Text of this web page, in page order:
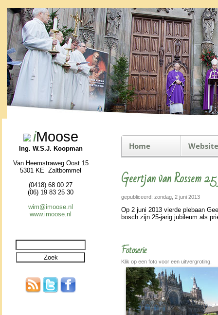
iMoose
Ing. W.S.J. Koopman
Van Heemstraweg Oost 15
5301 KE Zaltbommel
(0418) 68 00 27
(06) 19 83 25 30
wim@imoose.nl
www.imoose.nl
Home
Geertjan van Rossem
gepubliceerd: zondag, 2 juni 2013
Op 2 juni 2013 vierde ple­baan
bosch zijn 25-jarig jubileum als
Fotoserie
Klik op een foto voor een uitvergroting.